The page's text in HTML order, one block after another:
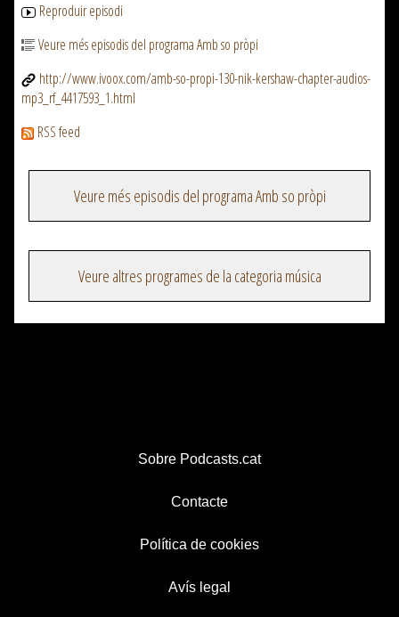
Reproduir episodi
Veure més episodis del programa Amb so pròpi
http://www.ivoox.com/amb-so-propi-130-nik-kershaw-chapter-audios-
mp3_rf_4417593_1.html
RSS feed
Veure més episodis del programa Amb so pròpi
Veure altres programes de la categoria música
Sobre Podcasts.cat
Contacte
Política de cookies
Avís legal